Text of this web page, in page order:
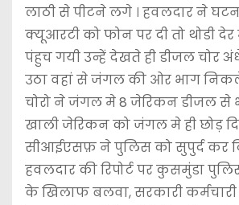
लाठी से पीटने लगे । हवलदार ने
क्यूआरटी को फोन पर दी तो थोडी
पंहुच गयी उन्हें देखते ही डीजल चोर
उठा वहां से जंगल की ओर भाग
चोरो ने जंगल मे 8 जेरिकन डीजल से
खाली जेरिकन को जंगल मे ही छोड़
सीआईएसफ़ ने पुलिस को सुपुर्द कर
हवलदार की रिपोर्ट पर कुसमुंडा
के खिलाफ बलवा, सरकारी कर्मचारी